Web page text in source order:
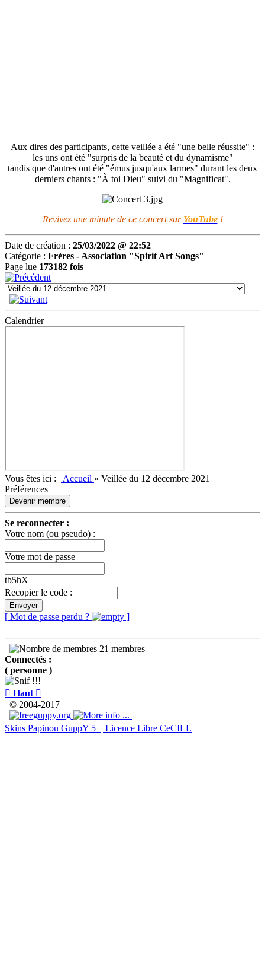
Aux dires des participants, cette veillée a été "une belle réussite" :
les uns ont été "surpris de la beauté et du dynamisme"
tandis que d'autres ont été "émus jusqu'aux larmes" durant les deux
derniers chants : "À toi Dieu" suivi du "Magnificat".
Revivez une minute de ce concert sur YouTube !
Date de création : 25/03/2022 @ 22:52
Catégorie : Frères - Association "Spirit Art Songs"
Page lue 173182 fois
Calendrier
Vous êtes ici : Accueil » Veillée du 12 décembre 2021
Préférences
Devenir membre
Se reconnecter :
Votre nom (ou pseudo) :
Votre mot de passe
tb5hX
Recopier le code :
Envoyer
[ Mot de passe perdu ? ]
21 membres
Connectés :
( personne )
 Haut 
© 2004-2017
Skins Papinou GuppY 5 Licence Libre CeCILL